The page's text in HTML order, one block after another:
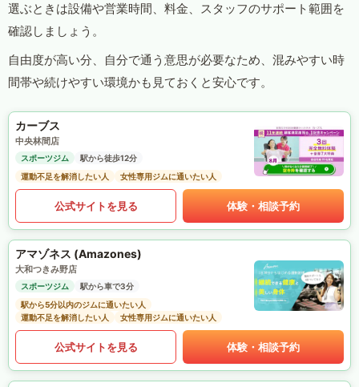
選ぶときは設備や営業時間、料金、スタッフのサポート範囲を
確認しましょう。
自由度が高い分、自分で通う意思が必要なため、混みやすい時
間帯や続けやすい環境かも見ておくと安心です。
カーブス
中央林間店
スポーツジム
駅から徒歩12分
運動不足を解消したい人
女性専用ジムに通いたい人
公式サイトを見る 体験・相談予約
アマゾネス (Amazones)
大和つきみ野店
スポーツジム
駅から車で3分
駅から5分以内のジムに通いたい人
運動不足を解消したい人
女性専用ジムに通いたい人
公式サイトを見る 体験・相談予約